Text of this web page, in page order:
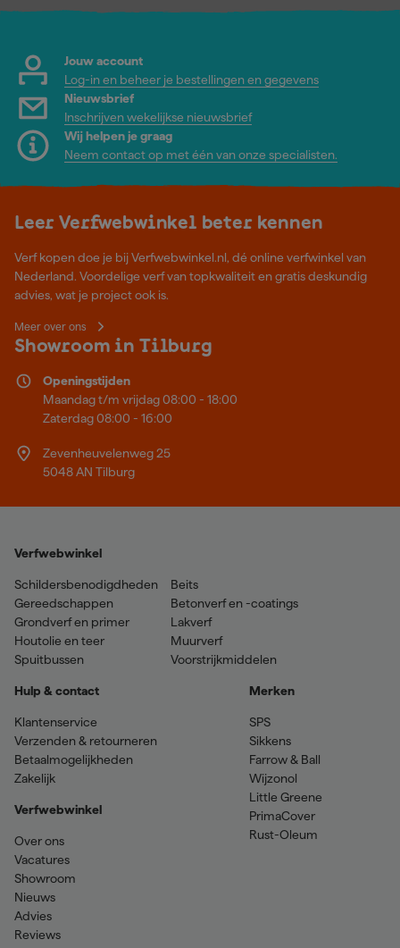
Jouw account
Log-in en beheer je bestellingen en gegevens
Nieuwsbrief
Inschrijven wekelijkse nieuwsbrief
Wij helpen je graag
Neem contact op met één van onze specialisten.
Leer Verfwebwinkel beter kennen
Verf kopen doe je bij Verfwebwinkel.nl, dé online verfwinkel van
Nederland. Voordelige verf van topkwaliteit en gratis deskundig
advies, wat je project ook is.
Meer over ons
Showroom in Tilburg
Openingstijden
Maandag t/m vrijdag 08:00 - 18:00
Zaterdag 08:00 - 16:00
Zevenheuvelenweg 25
5048 AN Tilburg
Verfwebwinkel
Schildersbenodigdheden
Gereedschappen
Grondverf en primer
Houtolie en teer
Spuitbussen
Beits
Betonverf en -coatings
Lakverf
Muurverf
Voorstrijkmiddelen
Hulp & contact
Klantenservice
Verzenden & retourneren
Betaalmogelijkheden
Zakelijk
Verfwebwinkel
Over ons
Vacatures
Showroom
Nieuws
Advies
Reviews
Merken
SPS
Sikkens
Farrow & Ball
Wijzonol
Little Greene
PrimaCover
Rust-Oleum